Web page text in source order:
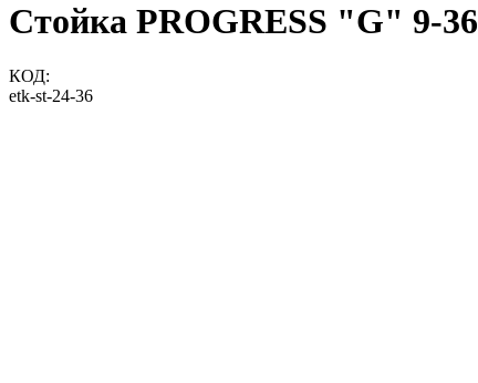
Стойка PROGRESS "G" 9-36
КОД:
etk-st-24-36